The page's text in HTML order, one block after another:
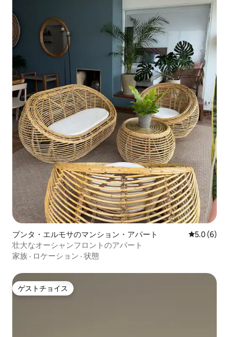
プンタ・エルモサのマンション・アパート レビュー6
5.0 (6)
壮大なオーシャンフロントのアパート
家族 · ロケーション · 状態
ゲストチョイス
ゲストチョイス